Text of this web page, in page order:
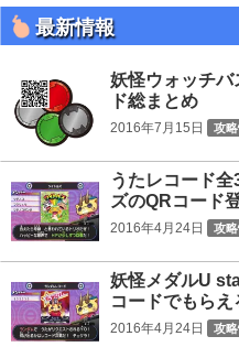
最新情報
妖怪ウォッチ
ド総まとめ
2016年7月15日 攻
うたレコード
ズのQRコード
2016年4月24日 攻
妖怪メダルU
コードでもらえ
2016年4月24日 攻